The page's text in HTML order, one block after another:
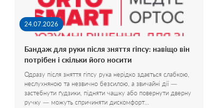
24.07.2026
Бандаж для руки після зняття гіпсу: навіщо він
потрібен і скільки його носити
Одразу після зняття гіпсу рука нерідко здається слабкою,
неслухняною та незвично безсилою, а звичайні дії —
застебнути ґудзики, підняти чашку або повернути дверну
ручку — можуть спричиняти дискомфорт…